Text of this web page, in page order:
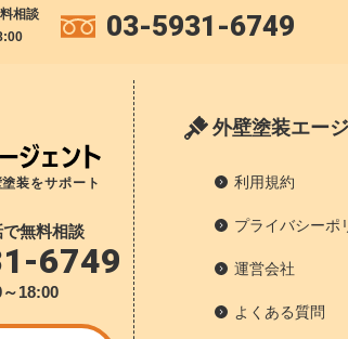
相談
03-5931-6749
装をサポート
無料相談
6749
18:00
外壁塗装エー
利用規約
プライバシーポ
運営会社
よくある質問